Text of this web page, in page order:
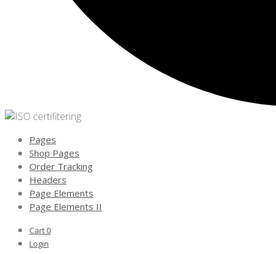
Pages
Shop Pages
Order Tracking
Headers
Page Elements
Page Elements II
Cart 0
Login